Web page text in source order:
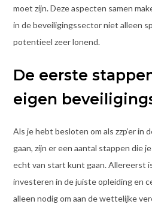
moet zijn. Deze aspecten samen
in de beveiligingssector niet alleen
potentieel zeer lonend.
De eerste
eigen
Als je hebt besloten om als zzp’er in
gaan, zijn er een aantal stappen die
echt van start kunt gaan. Allereerst
investeren in de juiste opleiding en
alleen nodig om aan de wettelijke